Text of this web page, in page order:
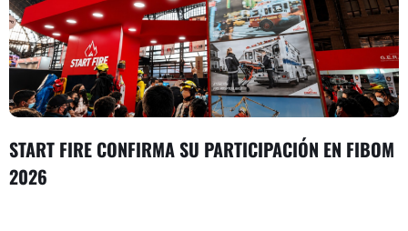
START FIRE CONFIRMA SU PARTICIPACIÓN EN FIBOM
2026